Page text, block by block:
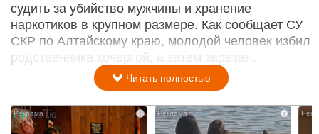
судить за убийство мужчины и хранение
наркотиков в крупном размере. Как сообщает СУ
СКР по Алтайскому краю, молодой человек избил
родственника кочергой, а затем зарезал.
Читать полностью
i